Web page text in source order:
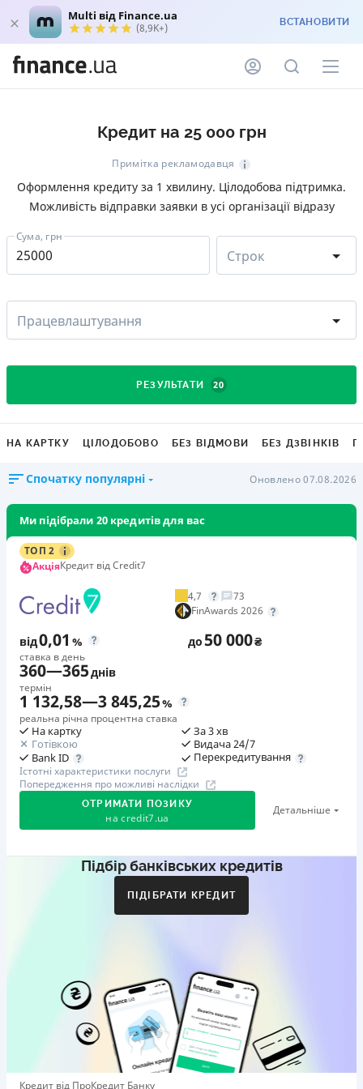
Multi від Finance.ua
(8,9K+) ВСТАНОВИТИ
Кредит на 25 000 грн
Примітка рекламодавця
Оформлення кредиту за 1 хвилину. Цілодобова підтримка.
Можливість відправки заявки в усі організації відразу
Сума, грн
Строк
Працевлаштування
РЕЗУЛЬТАТИ 20
НА КАРТКУ ЦІЛОДОБОВО БЕЗ ВІДМОВИ БЕЗ ДЗВІНКІВ
Спочатку популярні Оновлено 07.08.2026
Ми підібрали 20 кредитів для вас
ТОП 2
АкціяКредит від Credit7
4,7
73
FinAwards 2026
від0,01 %
ставка в день
до50 000₴
360—365днів
термін
1 132,58—3 845,25%
реальна річна процентна ставка
На картку
Готівкою
Bank ID
За 3 хв
Видача 24/7
Перекредитування
Істотні характеристики послуги
Попередження про можливі наслідки
ОТРИМАТИ ПОЗИКУ
на credit7.ua
Детальніше
Акція: «Кешбек за друга»
Коли друг реєструється та отримує перший кредит
Бронзовий призер FinAwards 2026 «Найкраща програма
лояльності»
Перший займ
вiд 0,01%/день до 30 000 ₴
Повторний займ
Підбір банківських кредитів
ПІДІБРАТИ КРЕДИТ
Кредит від ПроКредит Банку